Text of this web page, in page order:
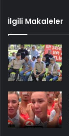
İlgili Makaleler